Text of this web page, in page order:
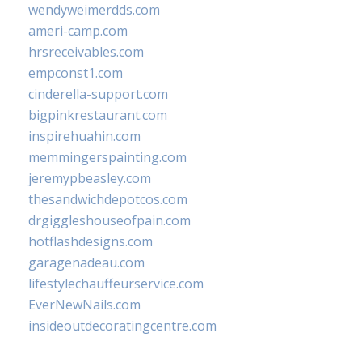
wendyweimerdds.com
ameri-camp.com
hrsreceivables.com
empconst1.com
cinderella-support.com
bigpinkrestaurant.com
inspirehuahin.com
memmingerspainting.com
jeremypbeasley.com
thesandwichdepotcos.com
drgiggleshouseofpain.com
hotflashdesigns.com
garagenadeau.com
lifestylechauffeurservice.com
EverNewNails.com
insideoutdecoratingcentre.com